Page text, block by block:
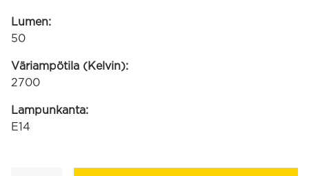
Lumen:
50
Väriampötila (Kelvin):
2700
Lampunkanta:
E14